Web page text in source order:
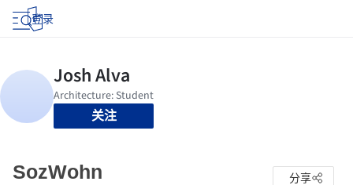
登录
关注
SozWohn 分享